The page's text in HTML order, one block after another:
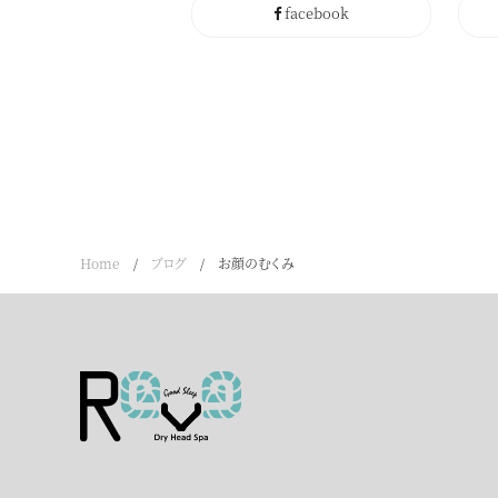
facebook
Home / ブログ / お顔のむくみ